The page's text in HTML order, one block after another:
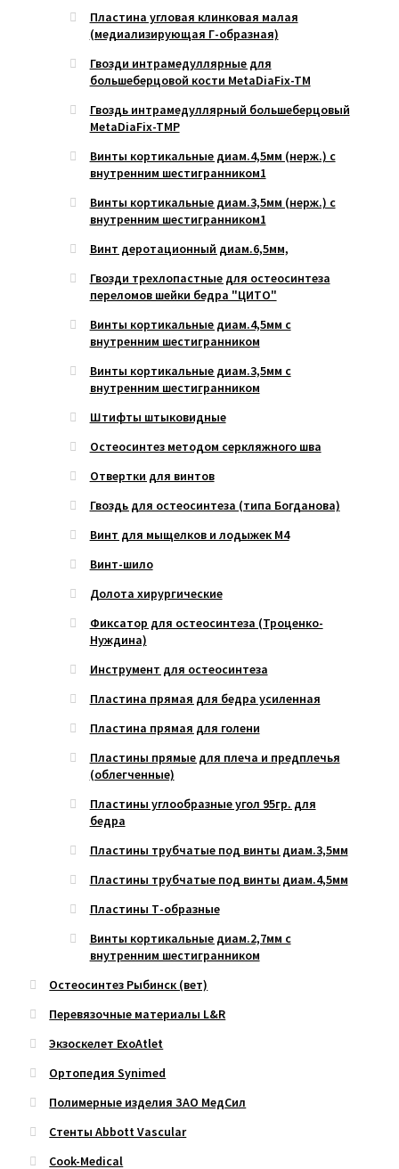
Пластина угловая клинковая малая
(медиализирующая Г-образная)
Гвозди интрамедуллярные для
большеберцовой кости MetaDiaFix-TМ
Гвоздь интрамедуллярный большеберцовый
MetaDiaFix-TМP
Винты кортикальные диам.4,5мм (нерж.) с
внутренним шестигранником1
Винты кортикальные диам.3,5мм (нерж.) с
внутренним шестигранником1
Винт деротационный диам.6,5мм,
Гвозди трехлопастные для остеосинтеза
переломов шейки бедра "ЦИТО"
Винты кортикальные диам.4,5мм с
внутренним шестигранником
Винты кортикальные диам.3,5мм с
внутренним шестигранником
Штифты штыковидные
Остеосинтез методом серкляжного шва
Отвертки для винтов
Гвоздь для остеосинтеза (типа Богданова)
Винт для мыщелков и лодыжек М4
Винт-шило
Долота хирургические
Фиксатор для остеосинтеза (Троценко-
Нуждина)
Инструмент для остеосинтеза
Пластина прямая для бедра усиленная
Пластина прямая для голени
Пластины прямые для плеча и предплечья
(облегченные)
Пластины углообразные угол 95гр. для
бедра
Пластины трубчатые под винты диам.3,5мм
Пластины трубчатые под винты диам.4,5мм
Пластины Т-образные
Винты кортикальные диам.2,7мм с
внутренним шестигранником
Остеосинтез Рыбинск (вет)
Перевязочные материалы L&R
Экзоскелет ExoAtlet
Ортопедия Synimed
Полимерные изделия ЗАО МедСил
Стенты Abbott Vascular
Cook-Medical